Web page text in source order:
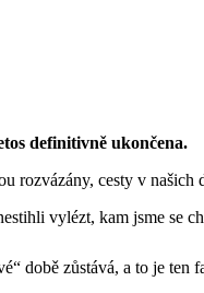
definitivně ukončena.
rozvázány, cesty v
vylézt, kam jsme se
době zůstává, a to je